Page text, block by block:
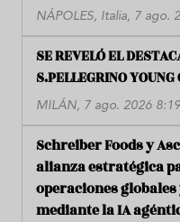
NÁPOLES, Italia, 7 ago.
SE REVELÓ EL
S.PELLEGRINO
MILÁN, 7 ago. 2026 8:19
Schreiber Foods y
alianza estratégica
operaciones
mediante la IA